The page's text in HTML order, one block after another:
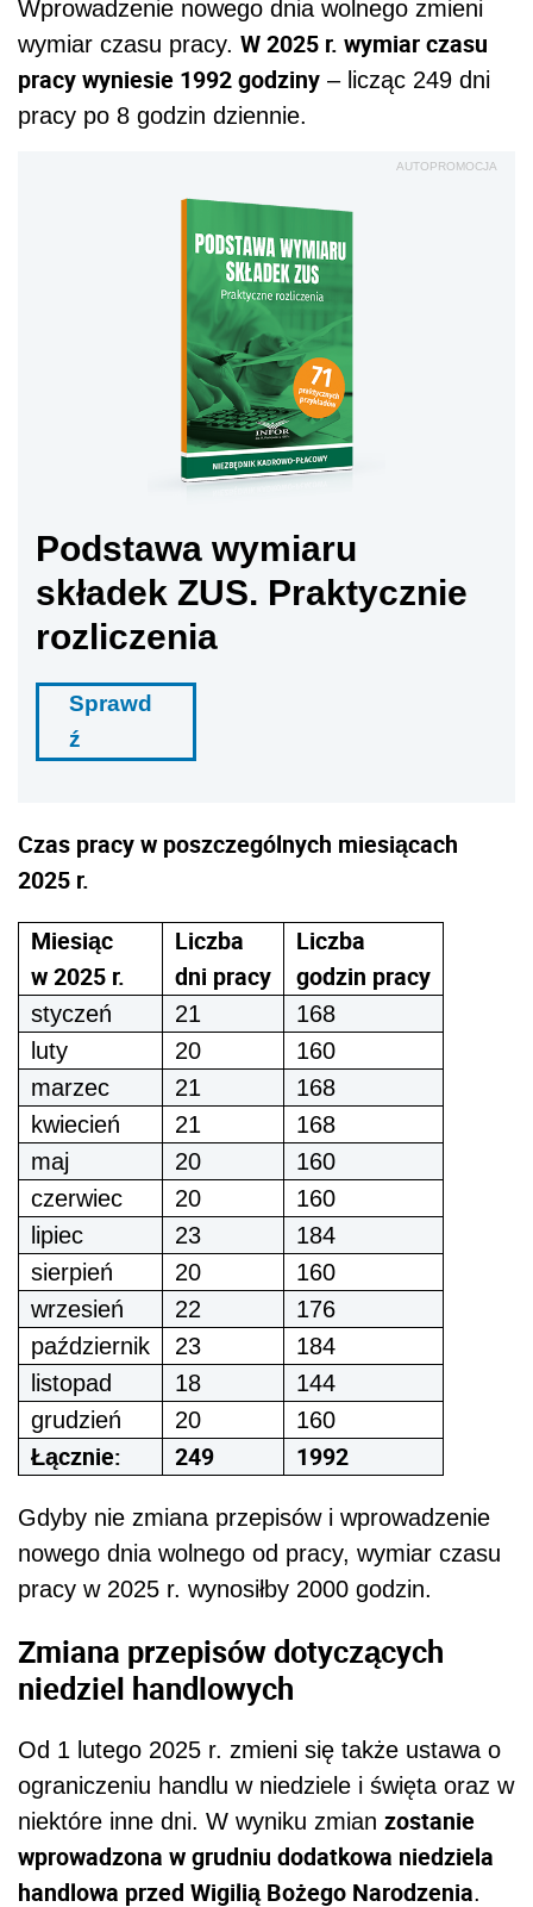
Wprowadzenie nowego dnia wolnego zmieni
wymiar czasu pracy. W 2025 r. wymiar czasu
pracy wyniesie 1992 godziny – licząc 249 dni
pracy po 8 godzin dziennie.
AUTOPROMOCJA
Podstawa wymiaru
składek ZUS. Praktycznie
rozliczenia
Sprawd
ź
Czas pracy w poszczególnych miesiącach
2025 r.
Miesiąc
w 2025 r.
Liczba
dni pracy
Liczba
godzin pracy
styczeń 21
168
luty
20
160
marzec
21
168
kwiecień
21
168
maj
20
160
czerwiec
20
160
lipiec
23
184
sierpień
20
160
wrzesień
22
176
październik
23
184
listopad
18
144
grudzień
20 160
Łącznie: 249 1992
Gdyby nie zmiana przepisów i wprowadzenie
nowego dnia wolnego od pracy, wymiar czasu
pracy w 2025 r. wynosiłby 2000 godzin.
Zmiana przepisów dotyczących
niedziel handlowych
Od 1 lutego 2025 r. zmieni się także ustawa o
ograniczeniu handlu w niedziele i święta oraz w
niektóre inne dni. W wyniku zmian zostanie
wprowadzona w grudniu dodatkowa niedziela
handlowa przed Wigilią Bożego Narodzenia.